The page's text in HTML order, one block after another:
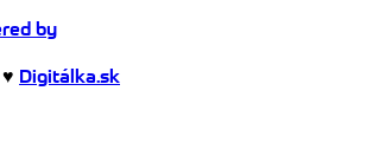
Digitálka.sk